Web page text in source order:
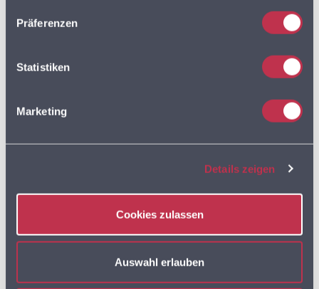
Präferenzen
Statistiken
Marketing
Details zeigen
Cookies zulassen
Auswahl erlauben
ADRESSEN DER SUPERMÄRKTE IN DEUTSCHLAND
AKTIONSPREISE
DISCOUNTER
LEBENSMITTELEINZELHANDEL
LEBENSMITTELHANDEL LIEFERDIENSTE
LKW PROFIL LKW ROUTING